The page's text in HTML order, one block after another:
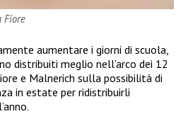
Fiore
aumentare i giorni di scuola,
distribuiti meglio nell’arco dei 12
e Malnerich sulla possibilità di
in estate per ridistribuirli